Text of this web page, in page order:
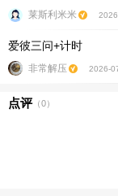
莱斯利米米
爱彼三问+计时
非常解压 2026-
点评（0）